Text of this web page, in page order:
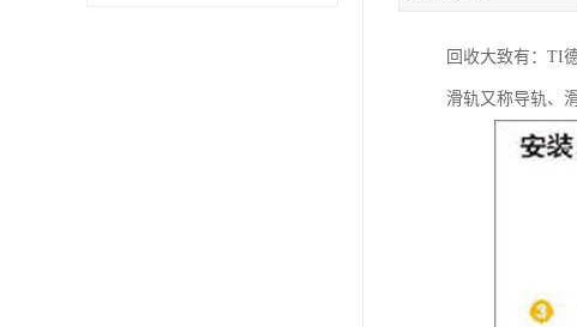
回收大致有：TI
滑轨又称导轨、